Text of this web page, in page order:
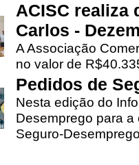
ACISC realiza
Carlos -
A Associação
no valor de
Pedidos de
Nesta edição do
Desemprego para
Seguro-